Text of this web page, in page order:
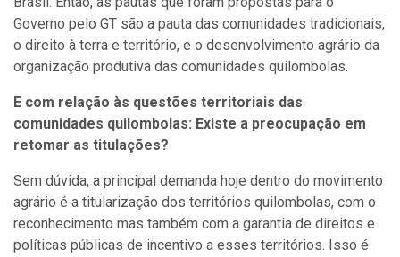
Governo pelo GT são a pauta das comunidades tradicionais,
o direito à terra e território, e o desenvolvimento agrário da
organização produtiva das comunidades quilombolas.
E com relação às questões territoriais das
comunidades quilombolas: Existe a preocupação em
retomar as titulações?
Sem dúvida, a principal demanda hoje dentro do movimento
agrário é a titularização dos territórios quilombolas, com o
reconhecimento mas também com a garantia de direitos e
políticas públicas de incentivo a esses territórios. Isso é